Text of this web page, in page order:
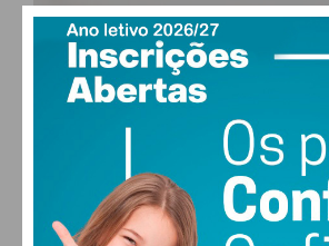
Eu li e concordo com os
condições
PAÇOS DE FERREIRA
19°
30° 30 29 °